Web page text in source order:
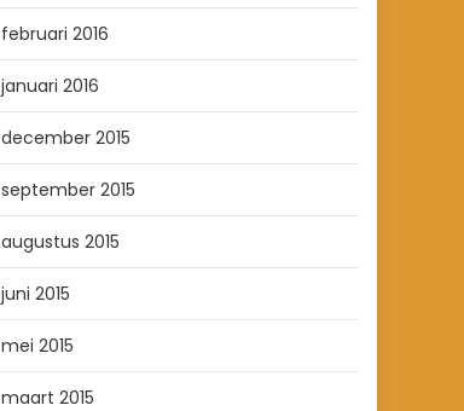
februari 2016
januari 2016
december 2015
september 2015
augustus 2015
juni 2015
mei 2015
maart 2015